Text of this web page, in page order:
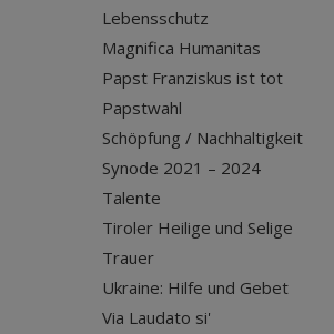
Lebensschutz
Magnifica Humanitas
Papst Franziskus ist tot
Papstwahl
Schöpfung / Nachhaltigkeit
Synode 2021 – 2024
Talente
Tiroler Heilige und Selige
Trauer
Ukraine: Hilfe und Gebet
Via Laudato si'